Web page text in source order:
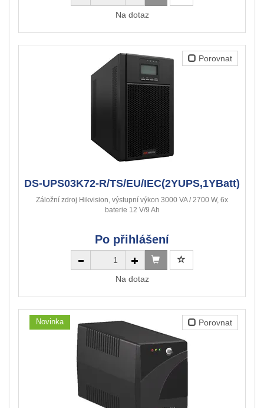
Na dotaz
Porovnat
DS-UPS03K72-R/TS/EU/IEC(2YUPS,1YBatt)
Záložní zdroj Hikvision, výstupní výkon 3000 VA / 2700 W, 6x
baterie 12 V/9 Ah
Po přihlášení
Na dotaz
Novinka Porovnat